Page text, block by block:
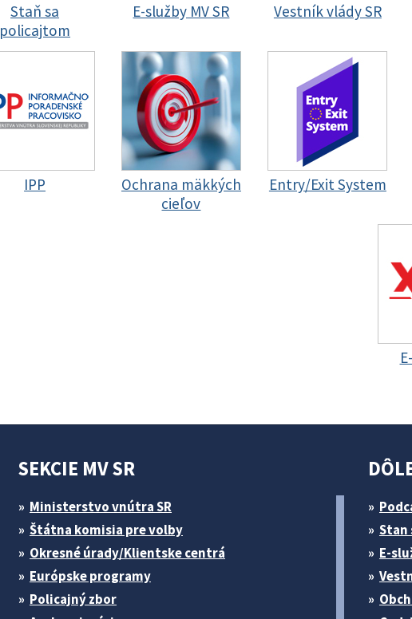
Staň sa
policajtom
E-služby MV SR Vestník vlády SR
IPP
Ochrana mäkkých
cieľov
Entry/Exit System
SEKCIE MV SR
Ministerstvo vnútra SR
Štátna komisia pre volby
Okresné úrady/Klientske centrá
Európske programy
Policajný zbor
Stan
E-